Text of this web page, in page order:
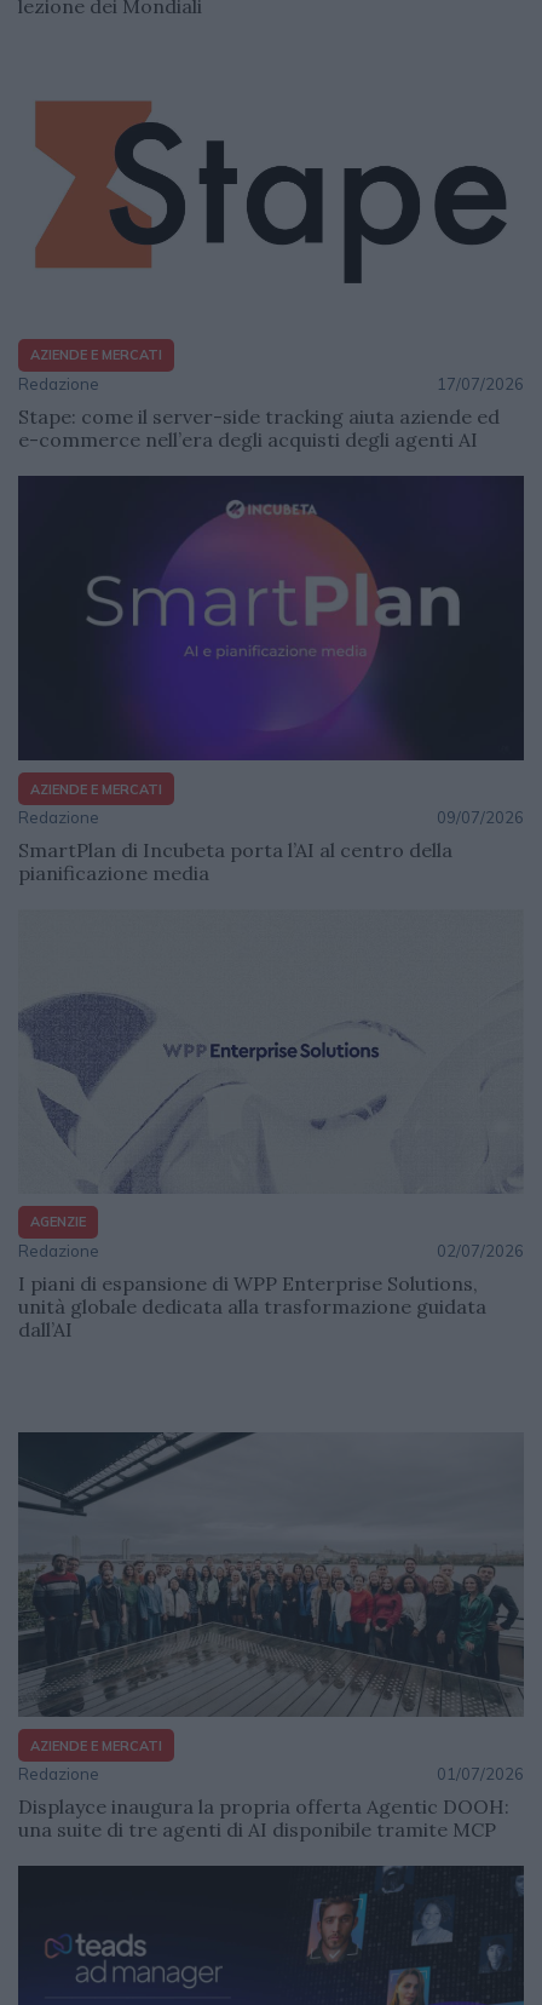
lezione dei Mondiali
AZIENDE E MERCATI
Redazione 17/07/2026
Stape: come il server-side tracking aiuta aziende ed
e-commerce nell’era degli acquisti degli agenti AI
AZIENDE E MERCATI
Redazione 09/07/2026
SmartPlan di Incubeta porta l’AI al centro della
pianificazione media
AGENZIE
Redazione 02/07/2026
I piani di espansione di WPP Enterprise Solutions,
unità globale dedicata alla trasformazione guidata
dall’AI
AZIENDE E MERCATI
Redazione 01/07/2026
Displayce inaugura la propria offerta Agentic DOOH:
una suite di tre agenti di AI disponibile tramite MCP